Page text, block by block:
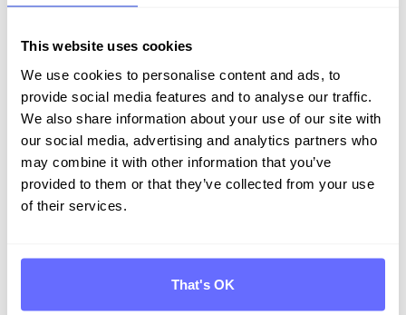
This website uses cookies
We use cookies to personalise content and ads, to
provide social media features and to analyse our traffic.
We also share information about your use of our site with
our social media, advertising and analytics partners who
may combine it with other information that you’ve
provided to them or that they’ve collected from your use
of their services.
That's OK
Entdecken Sie Tanso –
Ihre Komplett­lösung für
Nachhaltigkeit